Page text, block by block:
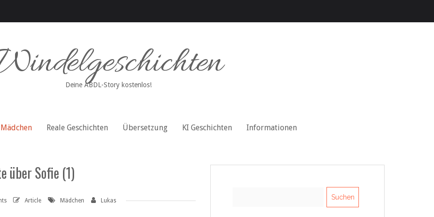
Deine ABDL-Story kostenlos!
Mädchen Reale Geschichten Übersetzung KI Geschichten Informationen
über Sofie (1)
Article Mädchen Lukas